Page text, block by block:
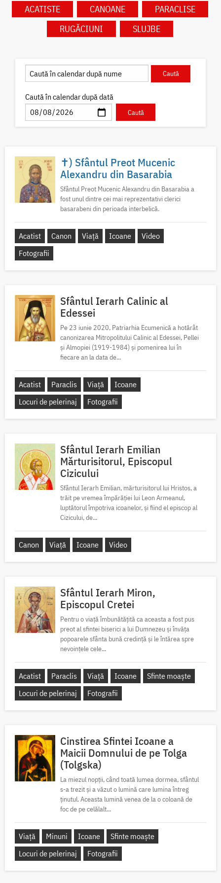
ACATISTE CANOANE
PARACLISE
RUGĂCIUNI
SLUJBE
Caută în calendar după dată
✝) Sfântul Preot Mucenic
Alexandru din Basarabia
Sfântul Preot Mucenic Alexandru din Basarabia a
fost unul dintre cei mai reprezentativi clerici
basarabeni din perioada interbelică.
Acatist Canon Viață Icoane
Video
Fotografii
Sfântul Ierarh Calinic al
Edessei
Pe 23 iunie 2020, Patriarhia Ecumenică a hotărât
canonizarea Mitropolitului Calinic al Edessei, Pellei
și Almopiei (1919-1984) și pomenirea lui în
fiecare an la data de...
Acatist Paraclis Viață
Icoane
Locuri de pelerinaj
Fotografii
Sfântul Ierarh Emilian
Mărturisitorul, Episcopul
Cizicului
Sfântul Ierarh Emilian, mărturisitorul lui Hristos, a
trăit pe vremea împărăției lui Leon Armeanul,
luptătorul împotriva icoanelor, și fiind el episcop al
Cizicului, de...
Canon Viață Icoane Video
Sfântul Ierarh Miron,
Episcopul Cretei
Pentru o viață îmbunătățită ca aceasta a fost pus
preot al sfintei biserici a lui Dumnezeu și învăța
popoarele sfânta bună credință și le întărea spre
nevoințele cele...
Acatist Paraclis Viață Icoane
Sfinte moaște
Locuri de pelerinaj
Fotografii
Cinstirea Sfintei Icoane a
Maicii Domnului de pe Tolga
(Tolgska)
La miezul nopții, când toată lumea dormea, sfântul
s-a trezit și a văzut o lumină care lumina întreg
ținutul. Aceasta lumină venea de la o coloană de
foc de pe celălalt...
Viață Minuni Icoane
Sfinte moaște
Locuri de pelerinaj
Fotografii